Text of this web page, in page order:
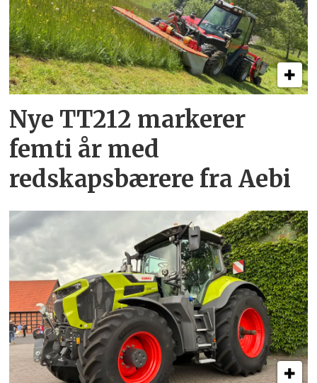
Nye TT212 markerer
femti år­ med
redskapsbærere fra Aebi